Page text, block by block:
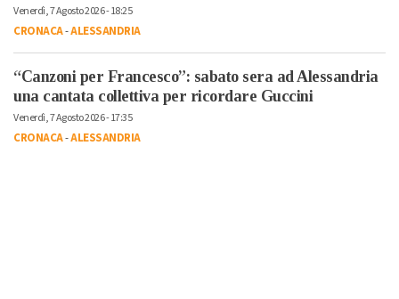
Venerdì, 7 Agosto 2026 - 18:25
CRONACA-ALESSANDRIA
“Canzoni per Francesco”: sabato sera ad Alessandria
una cantata collettiva per ricordare Guccini
Venerdì, 7 Agosto 2026 - 17:35
CRONACA-ALESSANDRIA